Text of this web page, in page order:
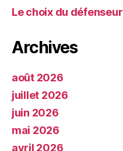
Le choix du
Archives
août 2026
juillet 2026
juin 2026
mai 2026
avril 2026